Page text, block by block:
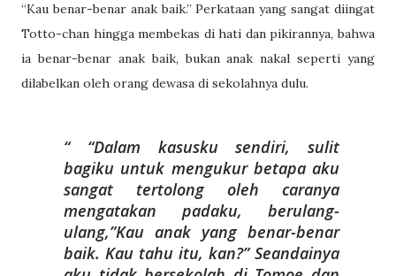
“Kau benar-benar anak baik.” Perkataan yang sangat diingat
Totto-chan hingga membekas di hati dan pikirannya, bahwa
ia benar-benar anak baik, bukan anak nakal seperti yang
dilabelkan oleh orang dewasa di sekolahnya dulu.
“Dalam kasusku sendiri, sulit
bagiku untuk mengukur betapa aku
sangat tertolong oleh caranya
mengatakan padaku, berulang-
ulang,”Kau anak yang benar-benar
baik. Kau tahu itu, kan?” Seandainya